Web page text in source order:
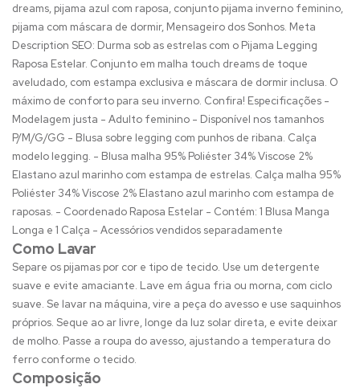
dreams, pijama azul com raposa, conjunto pijama inverno feminino,
pijama com máscara de dormir, Mensageiro dos Sonhos. Meta
Description SEO: Durma sob as estrelas com o Pijama Legging
Raposa Estelar. Conjunto em malha touch dreams de toque
aveludado, com estampa exclusiva e máscara de dormir inclusa. O
máximo de conforto para seu inverno. Confira! Especificações -
Modelagem justa - Adulto feminino - Disponível nos tamanhos
P/M/G/GG - Blusa sobre legging com punhos de ribana. Calça
modelo legging. - Blusa malha 95% Poliéster 34% Viscose 2%
Elastano azul marinho com estampa de estrelas. Calça malha 95%
Poliéster 34% Viscose 2% Elastano azul marinho com estampa de
raposas. - Coordenado Raposa Estelar - Contém: 1 Blusa Manga
Longa e 1 Calça - Acessórios vendidos separadamente
Como Lavar
Separe os pijamas por cor e tipo de tecido. Use um detergente
suave e evite amaciante. Lave em água fria ou morna, com ciclo
suave. Se lavar na máquina, vire a peça do avesso e use saquinhos
próprios. Seque ao ar livre, longe da luz solar direta, e evite deixar
de molho. Passe a roupa do avesso, ajustando a temperatura do
ferro conforme o tecido.
Composição